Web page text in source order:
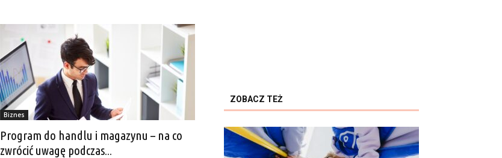
Biznes
Program do handlu i magazynu – na co
zwrócić uwagę podczas...
ZOBACZ TEŻ